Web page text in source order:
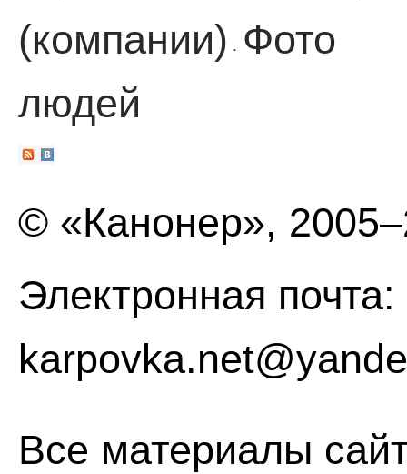
(компании)
·
Фото
людей
© «Канонер»,
Электронная почта:
Все материалы